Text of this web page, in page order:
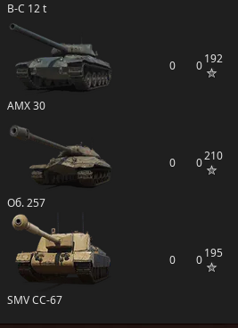
B-C 12 t
AMX 30
0 0192
Об. 257
0 0210
SMV CC-67
0 0195